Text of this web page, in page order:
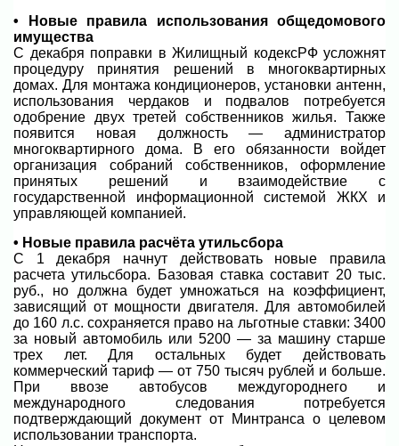
• Новые правила использования общедомового
имущества
С декабря поправки в Жилищный кодексРФ усложнят
процедуру принятия решений в многоквартирных
домах. Для монтажа кондиционеров, установки антенн,
использования чердаков и подвалов потребуется
одобрение двух третей собственников жилья. Также
появится новая должность — администратор
многоквартирного дома. В его обязанности войдет
организация собраний собственников, оформление
принятых решений и взаимодействие с
государственной информационной системой ЖКХ и
управляющей компанией.
• Новые правила расчёта утильсбора
С 1 декабря начнут действовать новые правила
расчета утильсбора. Базовая ставка составит 20 тыс.
руб., но должна будет умножаться на коэффициент,
зависящий от мощности двигателя. Для автомобилей
до 160 л.с. сохраняется право на льготные ставки: 3400
за новый автомобиль или 5200 — за машину старше
трех лет. Для остальных будет действовать
коммерческий тариф — от 750 тысяч рублей и больше.
При ввозе автобусов междугороднего и
международного следования потребуется
подтверждающий документ от Минтранса о целевом
использовании транспорта.